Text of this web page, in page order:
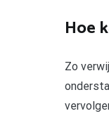
Hoe
Zo